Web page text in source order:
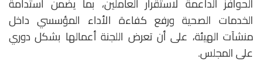
الحوافز الداعمة لاستقرار العاملين، بما يضمن استدامة
الخدمات الصحية ورفع كفاءة الأداء المؤسسي داخل
منشآت الهيئة، على أن تعرض اللجنة أعمالها بشكل دوري
على المجلس.